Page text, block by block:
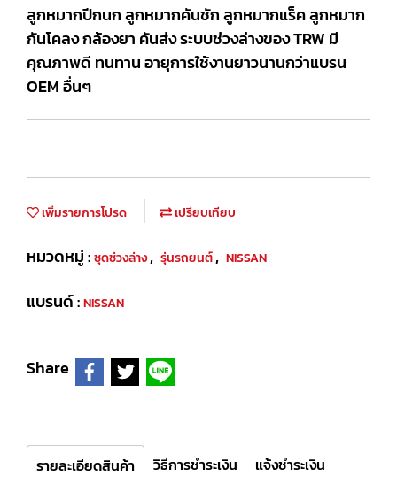
ลูกหมากปีกนก ลูกหมากคันชัก ลูกหมากแร็ค ลูกหมาก
กันโคลง กล้องยา คันส่ง ระบบช่วงล่างของ TRW มี
คุณภาพดี ทนทาน อายุการใช้งานยาวนานกว่าแบรน
OEM อื่นๆ
เพิ่มรายการโปรด เปรียบเทียบ
หมวดหมู่ :ชุดช่วงล่าง, รุ่นรถยนต์, NISSAN
แบรนด์ :NISSAN
Share
รายละเอียดสินค้า วิธีการชำระเงิน แจ้งชำระเงิน